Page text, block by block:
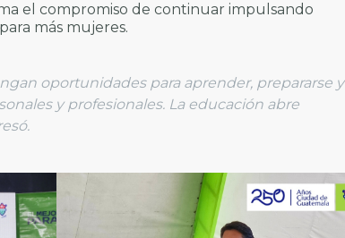
el compromiso de continuar impulsando
más mujeres.
oportunidades para aprender, prepararse y
y profesionales. La educación abre